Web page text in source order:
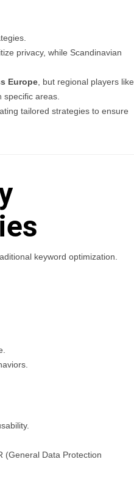
privacy, while Scandinavian
Europe , but regional players like
areas.
tailored strategies to ensure
keyword optimization.
(General Data Protection